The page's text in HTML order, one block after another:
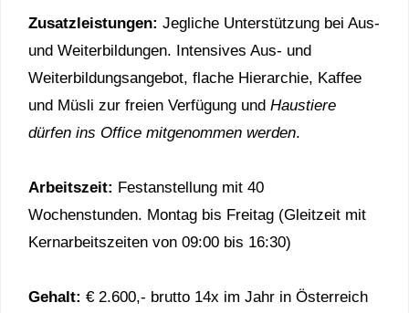
Zusatzleistungen: Jegliche Unterstützung bei Aus-
und Weiterbildungen. Intensives Aus- und
Weiterbildungsangebot, flache Hierarchie, Kaffee
und Müsli zur freien Verfügung und Haustiere
dürfen ins Office mitgenommen werden.
Arbeitszeit: Festanstellung mit 40
Wochenstunden. Montag bis Freitag (Gleitzeit mit
Kernarbeitszeiten von 09:00 bis 16:30)
Gehalt: € 2.600,- brutto 14x im Jahr in Österreich